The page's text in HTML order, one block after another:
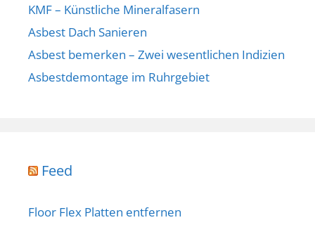
KMF – Künstliche Mineralfasern
Asbest Dach Sanieren
Asbest bemerken – Zwei wesentlichen Indizien
Asbestdemontage im Ruhrgebiet
Feed
Floor Flex Platten entfernen